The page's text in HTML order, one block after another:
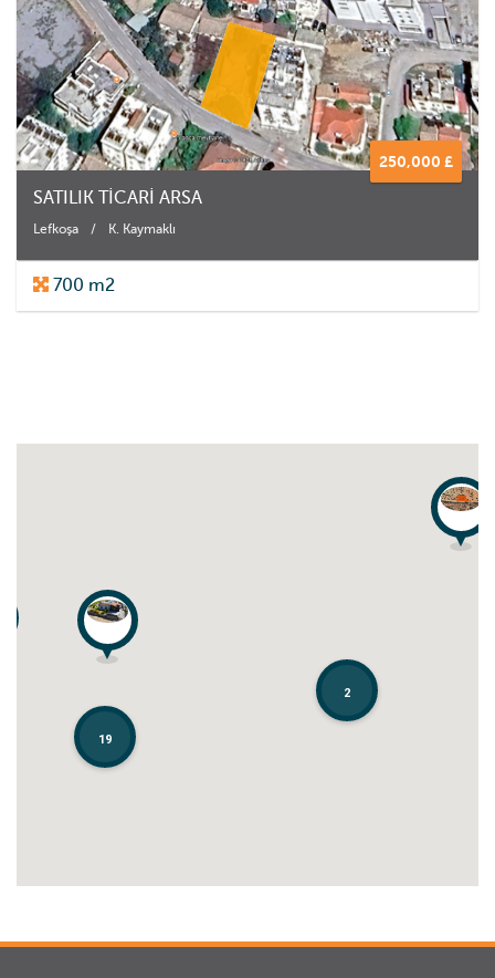
250,000 £
SATILIK TİCARİ ARSA
Lefkoşa / K. Kaymaklı
700 m2
19
2